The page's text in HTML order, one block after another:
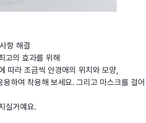
항 해결
고의 효과를 위해
따라 조금씩 안경애의 위치와 모양,
하여 착용해 보세요. 그리고 마스크를 걸어
실거예요.